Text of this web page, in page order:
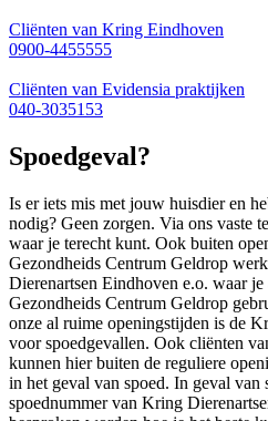
Cliënten van Kring Eindhoven
0900-4455555
Cliënten van Evidensia praktijken
040-3035153
Spoedgeval?
Is er iets mis met jouw huisdier en
nodig? Geen zorgen. Via ons vaste
waar je terecht kunt. Ook buiten
Gezondheids Centrum Geldrop
Dierenartsen Eindhoven e.o. waar
Gezondheids Centrum Geldrop
onze al ruime openingstijden is de
voor spoedgevallen. Ook cliënten
kunnen hier buiten de reguliere
in het geval van spoed. In geval van
spoednummer van Kring